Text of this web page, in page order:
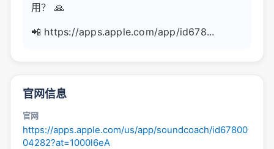
用？ 🙏
📲 https://apps.apple.com/app/id678...
官网信息
官网
https://apps.apple.com/us/app/soundcoach/id67800
04282?at=1000l6eA